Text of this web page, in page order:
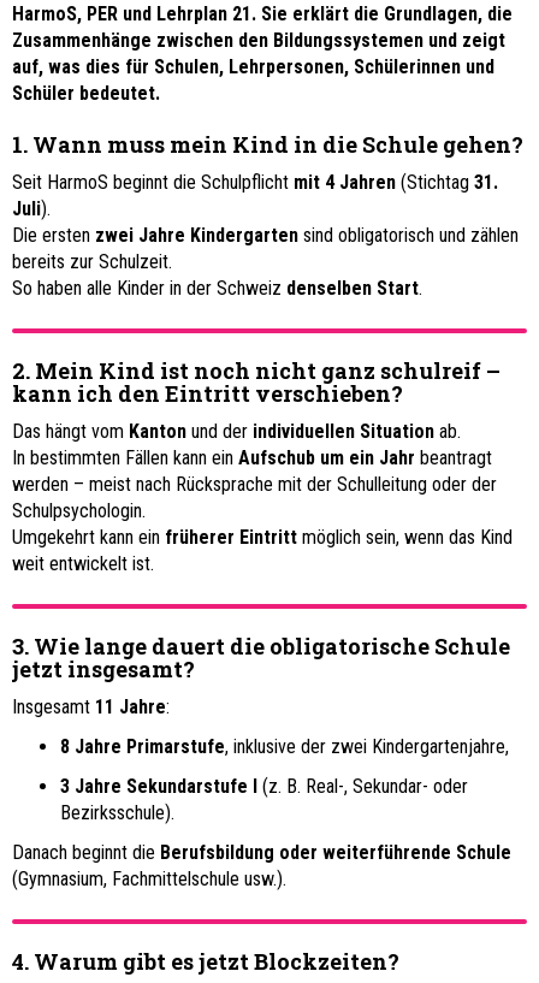
HarmoS, PER und Lehrplan 21. Sie erklärt die Grundlagen, die
Zusammenhänge zwischen den Bildungssystemen und zeigt
auf, was dies für Schulen, Lehrpersonen, Schülerinnen und
Schüler bedeutet.
1. Wann muss mein Kind in die Schule gehen?
Seit HarmoS beginnt die Schulpflicht mit 4 Jahren (Stichtag 31.
Juli).
Die ersten zwei Jahre Kindergarten sind obligatorisch und zählen
bereits zur Schulzeit.
So haben alle Kinder in der Schweiz denselben Start.
2. Mein Kind ist noch nicht ganz schulreif –
kann ich den Eintritt verschieben?
Das hängt vom Kanton und der individuellen Situation ab.
In bestimmten Fällen kann ein Aufschub um ein Jahr beantragt
werden – meist nach Rücksprache mit der Schulleitung oder der
Schulpsychologin.
Umgekehrt kann ein früherer Eintritt möglich sein, wenn das Kind
weit entwickelt ist.
3. Wie lange dauert die obligatorische Schule
jetzt insgesamt?
Insgesamt 11 Jahre:
8 Jahre Primarstufe, inklusive der zwei Kindergartenjahre,
3 Jahre Sekundarstufe I (z. B. Real-, Sekundar- oder
Bezirksschule).
Danach beginnt die Berufsbildung oder weiterführende Schule
(Gymnasium, Fachmittelschule usw.).
4. Warum gibt es jetzt Blockzeiten?